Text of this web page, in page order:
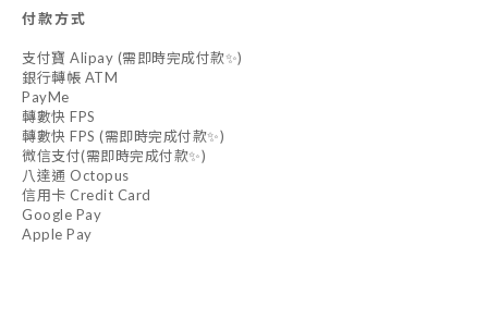
付款方式
支付寶 Alipay (需即時完成付款✨)
銀行轉帳 ATM
PayMe
轉數快 FPS
轉數快 FPS (需即時完成付款✨)
微信支付(需即時完成付款✨)
八達通 Octopus
信用卡 Credit Card
Google Pay
Apple Pay